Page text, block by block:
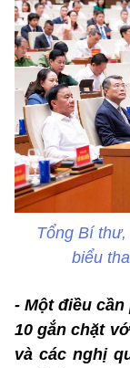
Tổng Bí
biểu
- Một điều
10 gắn chặt
và các nghị